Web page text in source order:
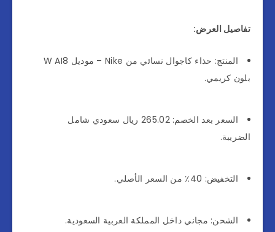
تفاصيل العرض:
المنتج: حذاء كاجوال نسائي من Nike – موديل W AI8
بلون كريمي.
السعر بعد الخصم: 265.02 ريال سعودي شامل
الضريبة.
التخفيض: 40٪ من السعر الأصلي.
الشحن: مجاني داخل المملكة العربية السعودية.